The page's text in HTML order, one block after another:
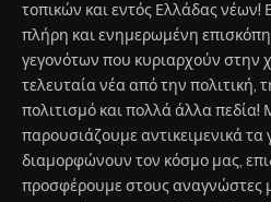
τοπικών και εντός Ελλάδας νέων!
πλήρη και ενημερωμένη
γεγονότων που κυριαρχούν στην
τελευταία νέα από την πολιτική,
πολιτισμό και πολλά άλλα πεδία!
παρουσιάζουμε αντικειμενικά τα
διαμορφώνουν τον κόσμο μας,
προσφέρουμε στους αναγνώστες